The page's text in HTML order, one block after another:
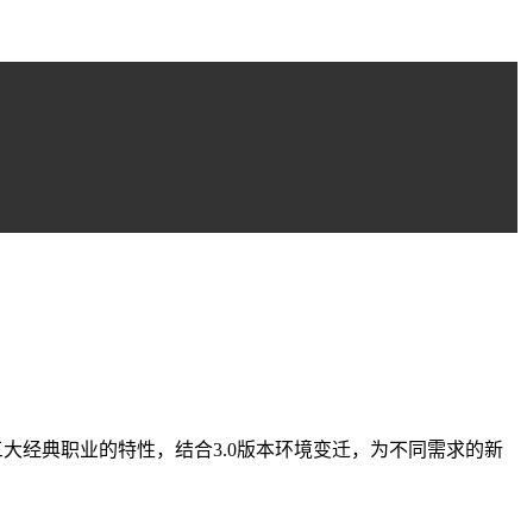
经典职业的特性，结合3.0版本环境变迁，为不同需求的新